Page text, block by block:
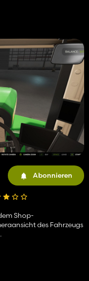
Abonnieren
Shop-
des Fahrzeugs